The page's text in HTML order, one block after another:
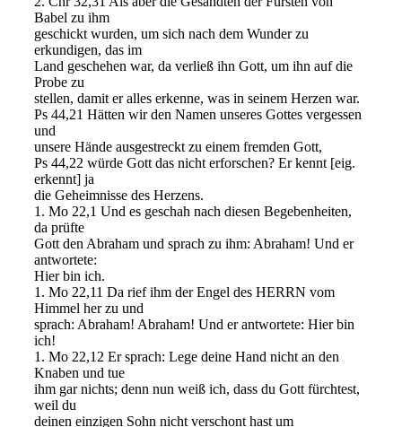
Babel zu ihm
geschickt wurden, um sich nach dem Wunder zu
erkundigen, das im
Land geschehen war, da verließ ihn Gott, um ihn auf die
Probe zu
stellen, damit er alles erkenne, was in seinem Herzen war.
Ps 44,21 Hätten wir den Namen unseres Gottes vergessen
und
unsere Hände ausgestreckt zu einem fremden Gott,
Ps 44,22 würde Gott das nicht erforschen? Er kennt [eig.
erkennt] ja
die Geheimnisse des Herzens.
1. Mo 22,1 Und es geschah nach diesen Begebenheiten,
da prüfte
Gott den Abraham und sprach zu ihm: Abraham! Und er
antwortete:
Hier bin ich.
1. Mo 22,11 Da rief ihm der Engel des HERRN vom
Himmel her zu und
sprach: Abraham! Abraham! Und er antwortete: Hier bin
ich!
1. Mo 22,12 Er sprach: Lege deine Hand nicht an den
Knaben und tue
ihm gar nichts; denn nun weiß ich, dass du Gott fürchtest,
weil du
deinen einzigen Sohn nicht verschont hast um